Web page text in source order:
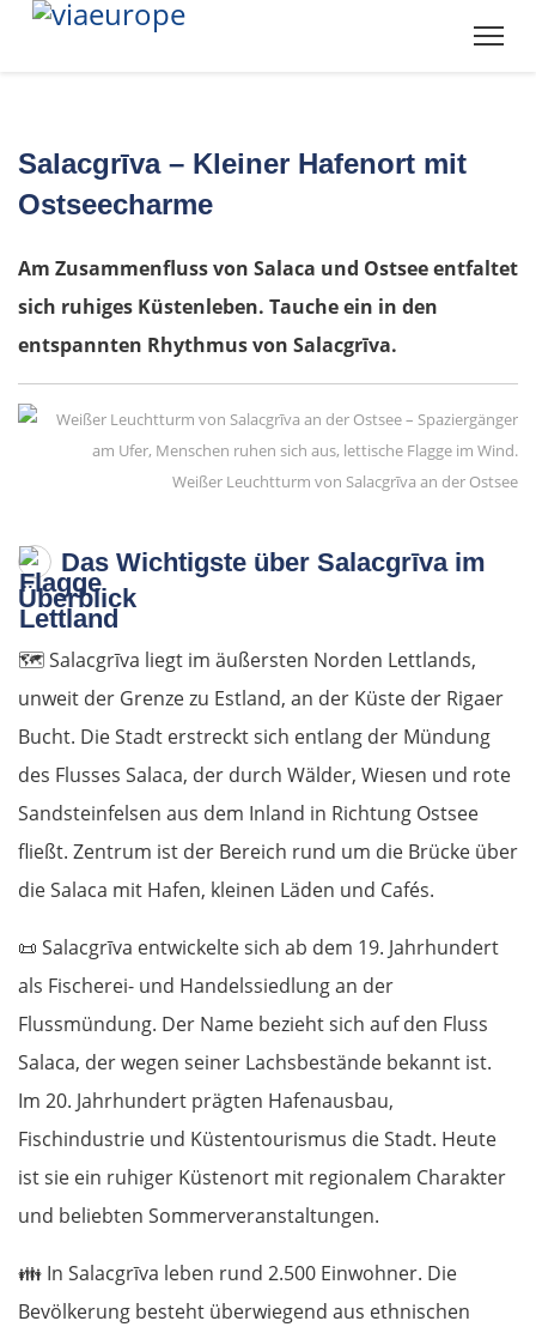
Salacgrīva – Kleiner Hafenort mit
Ostseecharme
Am Zusammenfluss von Salaca und Ostsee entfaltet
sich ruhiges Küstenleben. Tauche ein in den
entspannten Rhythmus von Salacgrīva.
Weißer Leuchtturm von Salacgrīva an der Ostsee
Das Wichtigste über Salacgrīva im
Überblick
🗺️Salacgrīva liegt im äußersten Norden Lettlands,
unweit der Grenze zu Estland, an der Küste der Rigaer
Bucht. Die Stadt erstreckt sich entlang der Mündung
des Flusses Salaca, der durch Wälder, Wiesen und rote
Sandsteinfelsen aus dem Inland in Richtung Ostsee
fließt. Zentrum ist der Bereich rund um die Brücke über
die Salaca mit Hafen, kleinen Läden und Cafés.
📜 Salacgrīva entwickelte sich ab dem 19. Jahrhundert
als Fischerei- und Handelssiedlung an der
Flussmündung. Der Name bezieht sich auf den Fluss
Salaca, der wegen seiner Lachsbestände bekannt ist.
Im 20. Jahrhundert prägten Hafenausbau,
Fischindustrie und Küstentourismus die Stadt. Heute
ist sie ein ruhiger Küstenort mit regionalem Charakter
und beliebten Sommerveranstaltungen.
👪 In Salacgrīva leben rund 2.500 Einwohner. Die
Bevölkerung besteht überwiegend aus ethnischen